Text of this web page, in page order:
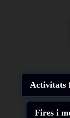
Activitats
Fires i